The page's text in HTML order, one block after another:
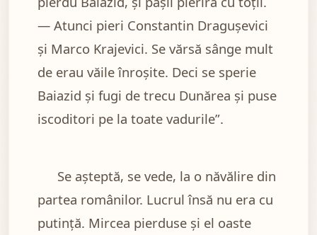
— Atunci pieri Constantin Dragușevici
și Marco Krajevici. Se vărsă sânge mult
de erau văile înroșite. Deci se sperie
Baiazid și fugi de trecu Dunărea și puse
iscoditori pe la toate vadurile”.
Se așteptă, se vede, la o năvălire din
partea românilor. Lucrul însă nu era cu
putință. Mircea pierduse și el oaste